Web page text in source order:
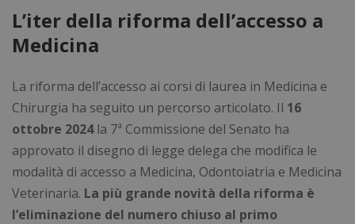
L’iter della riforma dell’accesso a
Medicina
La riforma dell’accesso ai corsi di laurea in Medicina e
Chirurgia ha seguito un percorso articolato. Il 16
ottobre 2024la 7ª Commissione del Senato ha
approvato il disegno di legge delega che modifica le
modalità di accesso a Medicina, Odontoiatria e Medicina
Veterinaria. La più grande novità della riforma è
l’eliminazione del numero chiuso al primo